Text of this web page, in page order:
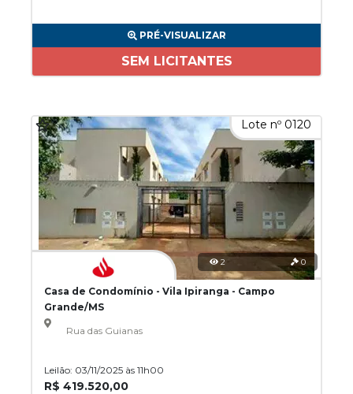
PRÉ-VISUALIZAR
SEM LICITANTES
Lote nº 0120
2 0
Casa de Condomínio - Vila Ipiranga - Campo
Grande/MS
Rua das Guianas
Leilão: 03/11/2025 às 11h00
R$ 419.520,00